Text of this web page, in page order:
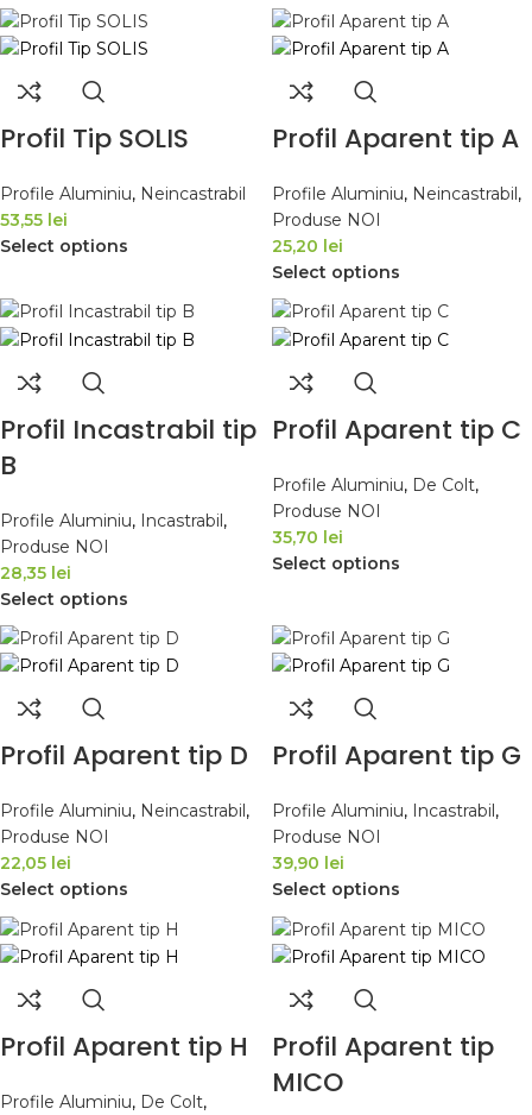
Profil Tip SOLIS
Profile Aluminiu, Neincastrabil
53,55 lei
Select options
Profil Aparent tip A
Profile Aluminiu, Neincastrabil,
Produse NOI
25,20 lei
Select options
Profil Incastrabil tip
B
Profile Aluminiu, Incastrabil,
Produse NOI
28,35 lei
Select options
Profil Aparent tip C
Profile Aluminiu, De Colt,
Produse NOI
35,70 lei
Select options
Profil Aparent tip D
Profile Aluminiu, Neincastrabil,
Produse NOI
22,05 lei
Select options
Profil Aparent tip G
Profile Aluminiu, Incastrabil,
Produse NOI
39,90 lei
Select options
Profil Aparent tip H
Profile Aluminiu, De Colt,
Profil Aparent tip
MICO